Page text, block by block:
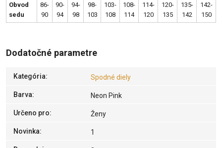
Obvod
sedu
86-
90
90-
94
94-
98
98-
103
103-
108
108-
114
114-
120
120-
135
135-
142
142-
150
Dodatočné parametre
Kategória: Spodné diely
Barva: Neon Pink
Určeno pro: Ženy
Novinka: 1